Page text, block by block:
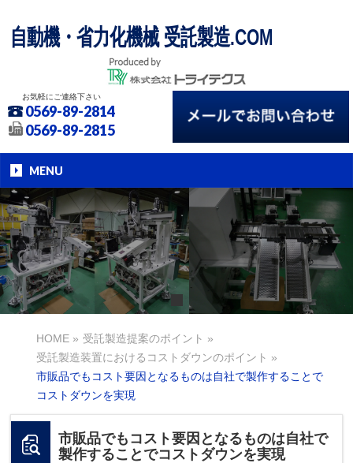
自動機・省力化機械 受託製造.COM
お気軽にご連絡下さい
0569-89-2814
0569-89-2815
MENU
HOME » 受託製造提案のポイント »
受託製造装置におけるコストダウンのポイント »
市販品でもコスト要因となるものは自社で製作することで
コストダウンを実現
市販品でもコスト要因となるものは自社で
製作することでコストダウンを実現